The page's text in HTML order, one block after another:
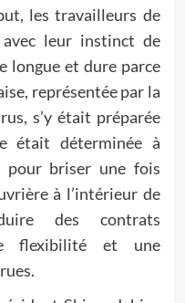
les travailleurs de
leur instinct de
longue et dure parce
représentée par la
s’y était préparée
était déterminée à
pour briser une fois
à l’intérieur de
des contrats
flexibilité et une